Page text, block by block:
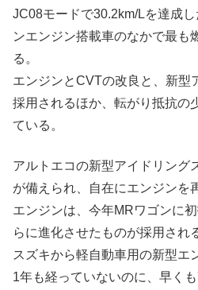
JC08モードで30.2km/Lを達成
ンエンジン搭載車のなかで最も
る。
エンジンとCVTの改良と、新型
採用されるほか、転がり抵抗の
ている。
アルトエコの新型アイドリング
が備えられ、自在にエンジンを
エンジンは、今年MRワゴンに
らに進化させたものが採用され
スズキから軽自動車用の新型エ
1年も経っていないのに、早く